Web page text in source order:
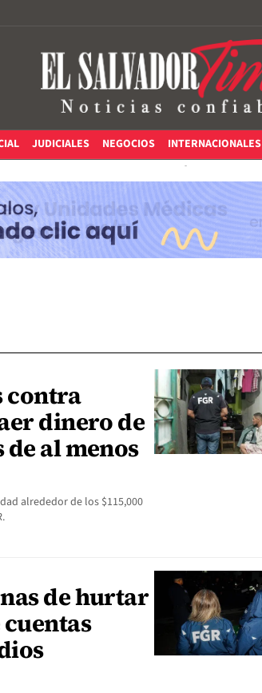
JUDICIALES NEGOCIOS INTERNACIONALES
contra
dinero de
al menos
alrededor de los $115,000
de hurtar
cuentas